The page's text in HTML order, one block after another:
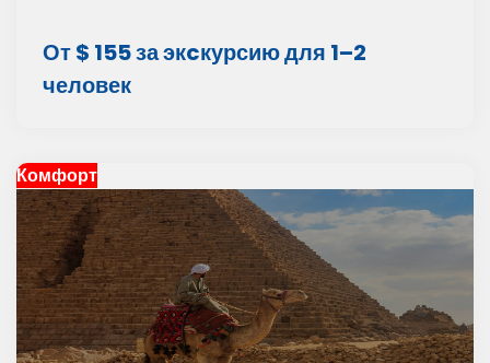
От $ 155 за экcкурсию для 1–2
человек
Комфорт